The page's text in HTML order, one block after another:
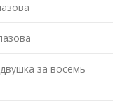
за восемь